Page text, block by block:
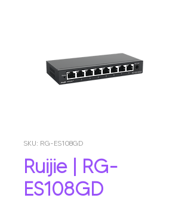
SKU: RG-ES108GD
Ruijie | RG-
ES108GD